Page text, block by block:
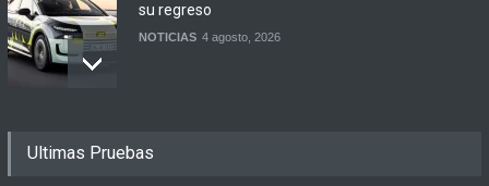
su regreso
NOTICIAS 4 agosto, 2026
ciudades anunciaron el
Ultimas Pruebas